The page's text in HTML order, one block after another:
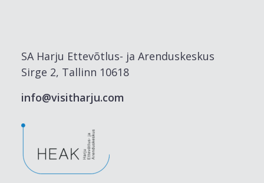
SA Harju Ettevõtlus- ja Arenduskeskus
Sirge 2, Tallinn 10618
info@visitharju.com